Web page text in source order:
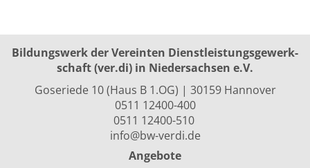
Bildungswerk der Vereinten Dienst­leis­tungs­ge­werk­
schaft (ver.di) in Niedersachsen e.V.
Goseriede 10 (Haus B 1.OG) | 30159 Hannover
0511 12400-400
0511 12400-510
info@bw-verdi.de
Angebote